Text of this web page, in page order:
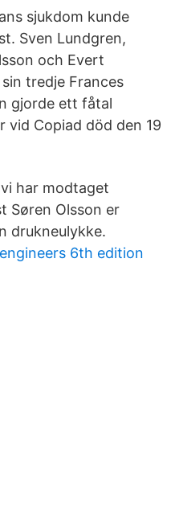
sjukdom kunde
Sven Lundgren,
och Evert
tredje Frances
gjorde ett fåtal
vid Copiad död den 19
har modtaget
Søren Olsson er
drukneulykke.
6th edition